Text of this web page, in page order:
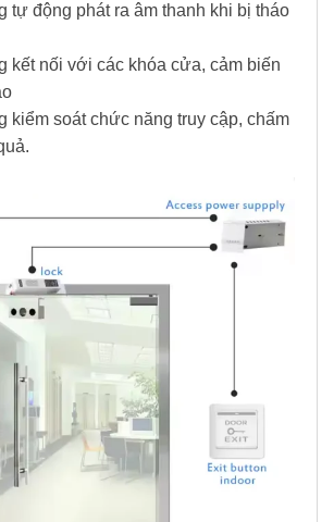
tự động phát ra âm thanh khi bị tháo
kết nối với các khóa cửa, cảm biến
kiểm soát chức năng truy cập, chấm